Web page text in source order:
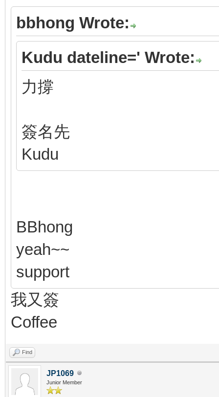
bbhong Wrote:
Kudu dateline=' Wrote:
力撐
簽名先
Kudu
BBhong
yeah~~
support
我又簽
Coffee
Find
JP1069
Junior Member